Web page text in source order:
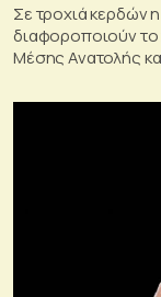
Σε τροχιά κερδών
διαφοροποιούν
Μέσης Ανατολής